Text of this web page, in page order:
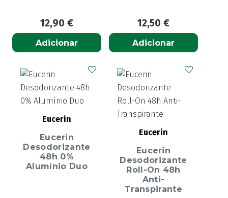
12,90 €
Adicionar
12,50 €
Adicionar
Eucerin
Eucerin
Desodorizante
48h 0%
Alumínio Duo
Eucerin
Eucerin
Desodorizante
Roll-On 48h
Anti-
Transpirante